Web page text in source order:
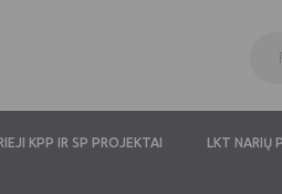
KPP IR SP PROJEKTAI LKT NARIŲ